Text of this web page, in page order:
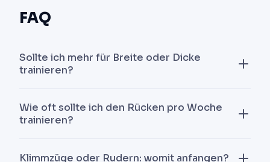
FAQ
Sollte ich mehr für Breite oder Dicke
trainieren?
deinem ästhetischen Ziel ab. Für eine athletische
Wie oft sollte ich den Rücken pro Woche
trainieren?
Klimmzüge oder Rudern: womit anfangen?